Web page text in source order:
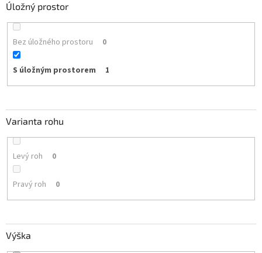
Úložný prostor
Bez úložného prostoru 0
S úložným prostorem 1
Varianta rohu
Levý roh 0
Pravý roh 0
Výška